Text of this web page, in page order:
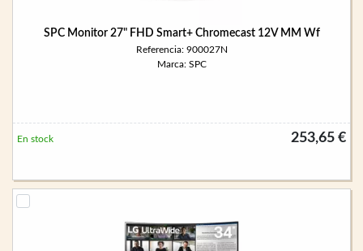
SPC Monitor 27" FHD Smart+ Chromecast 12V MM Wf
Referencia: 900027N
Marca: SPC
253,65 €
En stock